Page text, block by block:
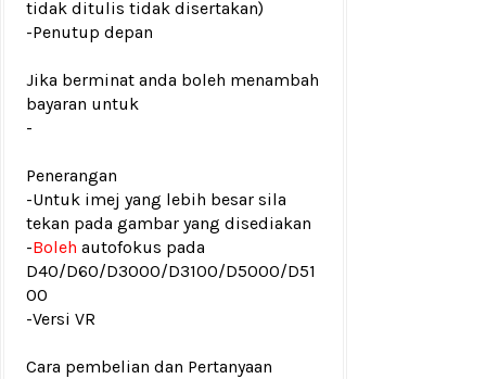
tidak ditulis tidak disertakan)
-Penutup depan
Jika berminat anda boleh menambah
bayaran untuk
-
Penerangan
-Untuk imej yang lebih besar sila
tekan pada gambar yang disediakan
-Boleh autofokus pada
D40/D60/D3000/D3100/D5000/D51
00
-Versi VR
Cara pembelian dan Pertanyaan